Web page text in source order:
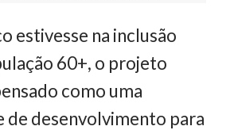
estivesse na inclusão
60+, o projeto
como uma
de desenvolvimento para